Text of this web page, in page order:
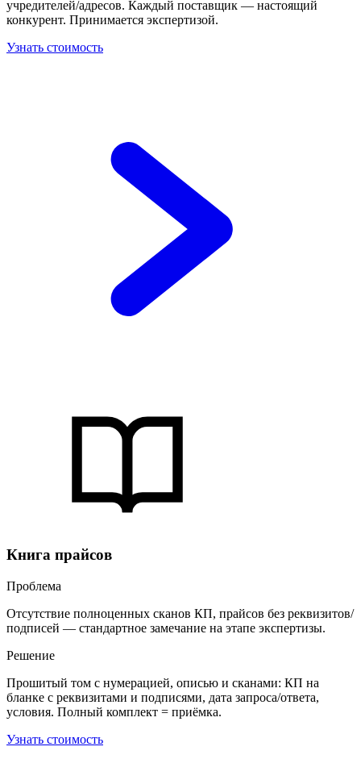
учредителей/адресов. Каждый поставщик — настоящий
конкурент. Принимается экспертизой.
Узнать стоимость
Книга прайсов
Проблема
Отсутствие полноценных сканов КП, прайсов без реквизитов/
подписей — стандартное замечание на этапе экспертизы.
Решение
Прошитый том с нумерацией, описью и сканами: КП на
бланке с реквизитами и подписями, дата запроса/ответа,
условия. Полный комплект = приёмка.
Узнать стоимость